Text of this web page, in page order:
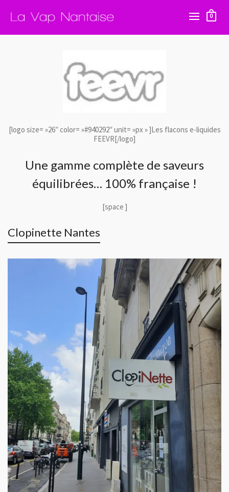
0
[logo size= »26″ color= »#940292″ unit= »px » ]Les flacons e-liquides
FEEVR[/logo]
Une gamme complète de saveurs
équilibrées… 100% française !
[space ]
Clopinette Nantes